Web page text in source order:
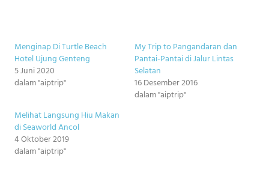
Menginap Di Turtle Beach
Hotel Ujung Genteng
5 Juni 2020
dalam "aiptrip"
My Trip to Pangandaran dan
Pantai-Pantai di Jalur Lintas
Selatan
16 Desember 2016
dalam "aiptrip"
Melihat Langsung Hiu Makan
di Seaworld Ancol
4 Oktober 2019
dalam "aiptrip"